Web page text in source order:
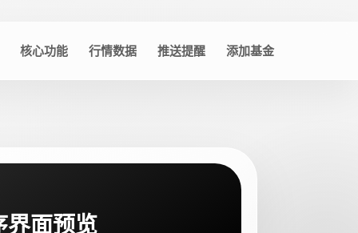
核心功能 行情数据 推送提醒 添加基金
界面预览